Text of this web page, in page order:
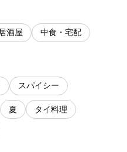
酒屋 中食・宅配
スパイシー
夏 タイ料理